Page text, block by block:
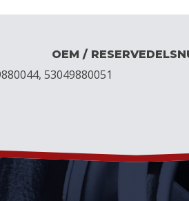
OEM /
53049880051